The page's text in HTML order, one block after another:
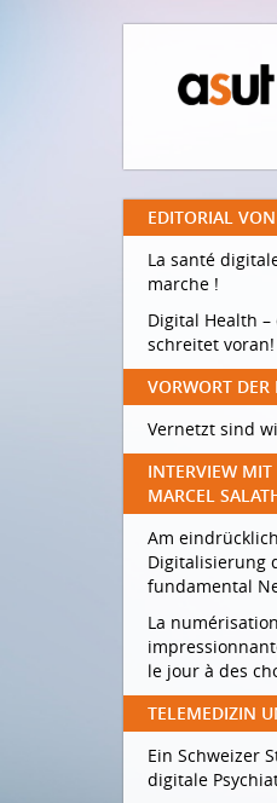
EDITORIAL
La santé
marche !
Digital Health
schreitet voran!
VORWORT DER
Vernetzt sind
INTERVIEW
MARCEL
Am
Digitalisierung
fundamental
La
le jour à des
TELEMEDIZIN
Ein Schweizer
digitale